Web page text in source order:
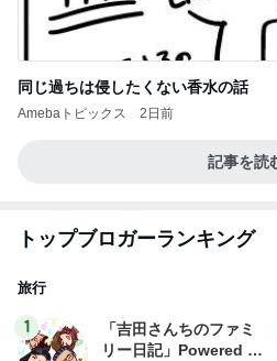
同じ過ちは侵したくない香水の話
Amebaトピックス 2日前
記事を読
トップブロガーランキング
旅行
1
「吉田さんちのファミ
リー日記」Powered b